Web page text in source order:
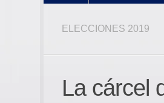
ELECCIONES 2019
La cárcel